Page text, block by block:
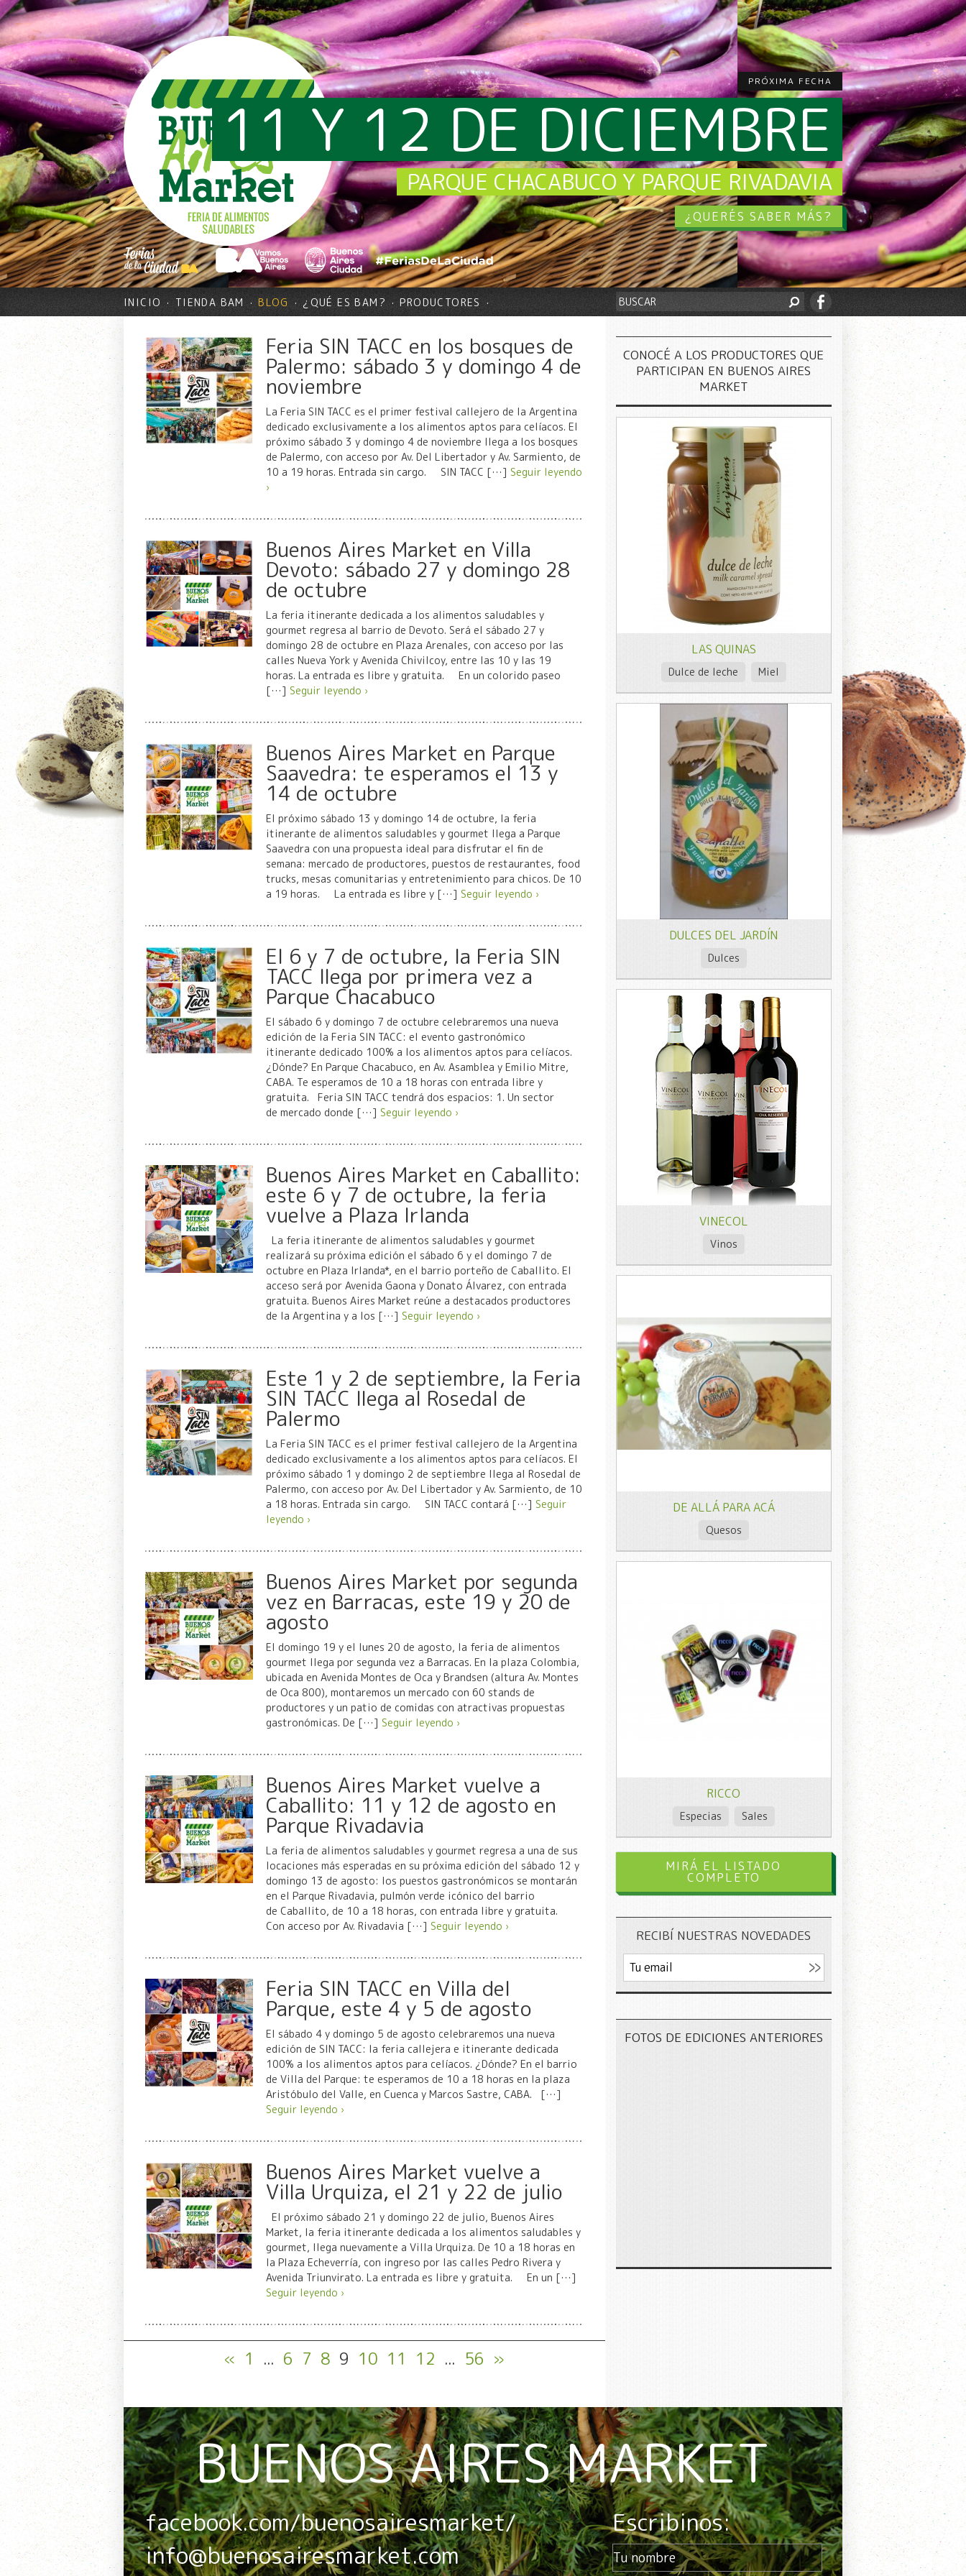
PRÓXIMA FECHA
11 Y 12 DE DICIEMBRE
PARQUE CHACABUCO Y PARQUE RIVADAVIA
¿QUERÉS SABER MÁS?
INICIO TIENDA BAM BLOG ¿QUÉ ES BAM? PRODUCTORES
Feria SIN TACC en los bosques de
Palermo: sábado 3 y domingo 4 de
noviembre
La Feria SIN TACC es el primer festival callejero de la Argentina
dedicado exclusivamente a los alimentos aptos para celíacos. El
próximo sábado 3 y domingo 4 de noviembre llega a los bosques
de Palermo, con acceso por Av. Del Libertador y Av. Sarmiento, de
10 a 19 horas. Entrada sin cargo. SIN TACC […] Seguir leyendo
›
Buenos Aires Market en Villa
Devoto: sábado 27 y domingo 28
de octubre
La feria itinerante dedicada a los alimentos saludables y
gourmet regresa al barrio de Devoto. Será el sábado 27 y
domingo 28 de octubre en Plaza Arenales, con acceso por las
calles Nueva York y Avenida Chivilcoy, entre las 10 y las 19
horas. La entrada es libre y gratuita. En un colorido paseo
[…] Seguir leyendo ›
Buenos Aires Market en Parque
Saavedra: te esperamos el 13 y
14 de octubre
El próximo sábado 13 y domingo 14 de octubre, la feria
itinerante de alimentos saludables y gourmet llega a Parque
Saavedra con una propuesta ideal para disfrutar el fin de
semana: mercado de productores, puestos de restaurantes, food
trucks, mesas comunitarias y entretenimiento para chicos. De 10
a 19 horas. La entrada es libre y […] Seguir leyendo ›
El 6 y 7 de octubre, la Feria SIN
TACC llega por primera vez a
Parque Chacabuco
El sábado 6 y domingo 7 de octubre celebraremos una nueva
edición de la Feria SIN TACC: el evento gastronómico
itinerante dedicado 100% a los alimentos aptos para celíacos.
¿Dónde? En Parque Chacabuco, en Av. Asamblea y Emilio Mitre,
CABA. Te esperamos de 10 a 18 horas con entrada libre y
gratuita. Feria SIN TACC tendrá dos espacios: 1. Un sector
de mercado donde […] Seguir leyendo ›
Buenos Aires Market en Caballito:
este 6 y 7 de octubre, la feria
vuelve a Plaza Irlanda
La feria itinerante de alimentos saludables y gourmet
realizará su próxima edición el sábado 6 y el domingo 7 de
octubre en Plaza Irlanda*, en el barrio porteño de Caballito. El
acceso será por Avenida Gaona y Donato Álvarez, con entrada
gratuita. Buenos Aires Market reúne a destacados productores
de la Argentina y a los […] Seguir leyendo ›
Este 1 y 2 de septiembre, la Feria
SIN TACC llega al Rosedal de
Palermo
La Feria SIN TACC es el primer festival callejero de la Argentina
dedicado exclusivamente a los alimentos aptos para celíacos. El
próximo sábado 1 y domingo 2 de septiembre llega al Rosedal de
Palermo, con acceso por Av. Del Libertador y Av. Sarmiento, de 10
a 18 horas. Entrada sin cargo. SIN TACC contará […] Seguir
leyendo ›
Buenos Aires Market por segunda
vez en Barracas, este 19 y 20 de
agosto
El domingo 19 y el lunes 20 de agosto, la feria de alimentos
gourmet llega por segunda vez a Barracas. En la plaza Colombia,
ubicada en Avenida Montes de Oca y Brandsen (altura Av. Montes
de Oca 800), montaremos un mercado con 60 stands de
productores y un patio de comidas con atractivas propuestas
gastronómicas. De […] Seguir leyendo ›
Buenos Aires Market vuelve a
Caballito: 11 y 12 de agosto en
Parque Rivadavia
La feria de alimentos saludables y gourmet regresa a una de sus
locaciones más esperadas en su próxima edición del sábado 12 y
domingo 13 de agosto: los puestos gastronómicos se montarán
en el Parque Rivadavia, pulmón verde icónico del barrio
de Caballito, de 10 a 18 horas, con entrada libre y gratuita.
Con acceso por Av. Rivadavia […] Seguir leyendo ›
Feria SIN TACC en Villa del
Parque, este 4 y 5 de agosto
El sábado 4 y domingo 5 de agosto celebraremos una nueva
edición de SIN TACC: la feria callejera e itinerante dedicada
100% a los alimentos aptos para celíacos. ¿Dónde? En el barrio
de Villa del Parque: te esperamos de 10 a 18 horas en la plaza
Aristóbulo del Valle, en Cuenca y Marcos Sastre, CABA. […]
Seguir leyendo ›
Buenos Aires Market vuelve a
Villa Urquiza, el 21 y 22 de julio
El próximo sábado 21 y domingo 22 de julio, Buenos Aires
Market, la feria itinerante dedicada a los alimentos saludables y
gourmet, llega nuevamente a Villa Urquiza. De 10 a 18 horas en
la Plaza Echeverría, con ingreso por las calles Pedro Rivera y
Avenida Triunvirato. La entrada es libre y gratuita. En un […]
Seguir leyendo ›
« 1 ... 6 7 8 9 10 11 12 ... 56 »
CONOCÉ A LOS PRODUCTORES QUE
PARTICIPAN EN BUENOS AIRES
MARKET
LAS QUINAS
Dulce de leche Miel
DULCES DEL JARDÍN
Dulces
VINECOL
Vinos
DE ALLÁ PARA ACÁ
Quesos
RICCO
Especias Sales
MIRÁ EL LISTADO
COMPLETO
RECIBÍ NUESTRAS NOVEDADES
FOTOS DE EDICIONES ANTERIORES
BUENOS AIRES MARKET
facebook.com/buenosairesmarket/
info@buenosairesmarket.com
Escribinos: